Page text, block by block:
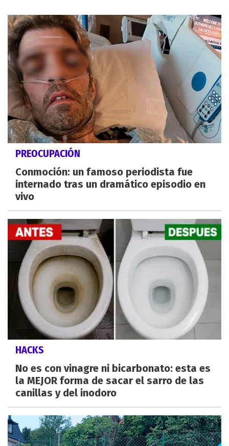
PREOCUPACIÓN
Conmoción: un famoso periodista fue
internado tras un dramático episodio en
vivo
HACKS
No es con vinagre ni bicarbonato: esta es
la MEJOR forma de sacar el sarro de las
canillas y del inodoro